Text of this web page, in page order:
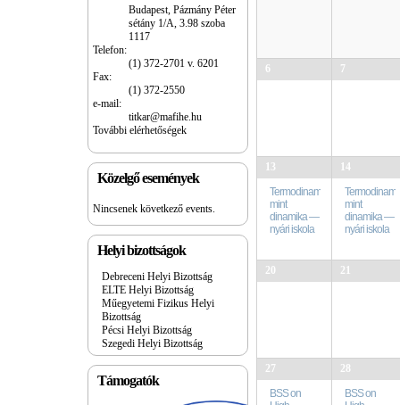
Budapest, Pázmány Péter
sétány 1/A, 3.98 szoba
1117
Telefon:
(1) 372-2701 v. 6201
Fax:
(1) 372-2550
e-mail:
titkar@mafihe.hu
További elérhetőségek
Közelgő események
Nincsenek következő events.
Helyi bizottságok
Debreceni Helyi Bizottság
ELTE Helyi Bizottság
Műegyetemi Fizikus Helyi
Bizottság
Pécsi Helyi Bizottság
Szegedi Helyi Bizottság
Támogatók
6 7
13
Termodinamika
mint
dinamika —
nyári iskola
14
mint
dinamika —
nyári iskola
20 21
27
BSS on
28
BSS on